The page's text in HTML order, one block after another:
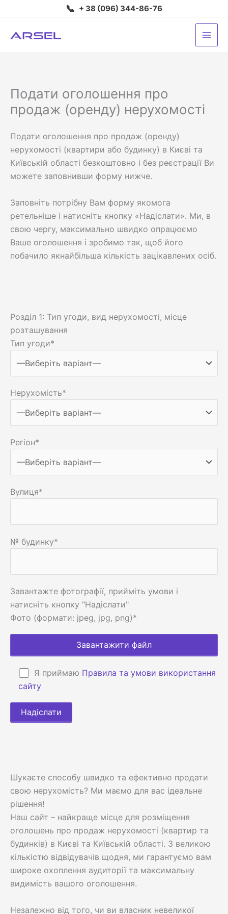
до
вмісту
📞 + 38 (096) 344-86-76
Подати оголошення про
продаж (оренду) нерухомості
Подати оголошення про продаж (оренду)
нерухомості (квартири або будинку) в Києві та
Київській області безкоштовно і без реєстрації Ви
можете заповнивши форму нижче.
Заповніть потрібну Вам форму якомога
ретельніше і натисніть кнопку «Надіслати». Ми, в
свою чергу, максимально швидко опрацюємо
Ваше оголошення і зробимо так, щоб його
побачило якнайбільша кількість зацікавлених осіб.
Розділ 1: Тип угоди, вид нерухомості, місце
розташування
Тип угоди*
Нерухомість*
Регіон*
Вулиця*
№ будинку*
Завантажте фотографії, прийміть умови і
натисніть кнопку "Надіслати"
Фото (формати: jpeg, jpg, png)*
Я приймаю Правила та умови використання
сайту
Шукаєте способу швидко та ефективно продати
свою нерухомість? Ми маємо для вас ідеальне
рішення!
Наш сайт – найкраще місце для розміщення
оголошень про продаж нерухомості (квартир та
будинків) в Києві та Київській області. З великою
кількістю відвідувачів щодня, ми гарантуємо вам
широке охоплення аудиторії та максимальну
видимість вашого оголошення.
Незалежно від того, чи ви власник невеликої